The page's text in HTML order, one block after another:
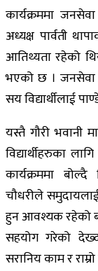
कार्यक्रममा
अध्यक्ष पार्वती
आतिथ्यता रहेको
भएको छ । जनसेवा
सय विद्यार्थीलाई
यस्तै गौरी भवानी
विद्यार्थीहरुका
कार्यक्रममा
चौधरीले
हुन आवश्यक रहेको
सहयोग गरेको
सरानिय काम र